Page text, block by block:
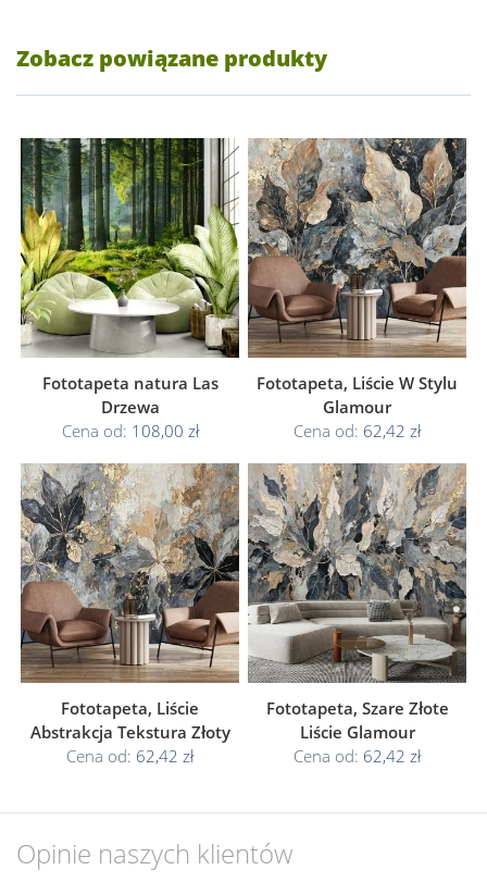
Zobacz powiązane produkty
Fototapeta natura Las
Drzewa
Cena od: 108,00 zł
Fototapeta, Liście W Stylu
Glamour
Cena od: 62,42 zł
Fototapeta, Liście
Abstrakcja Tekstura Złoty
Cena od: 62,42 zł
Fototapeta, Szare Złote
Liście Glamour
Cena od: 62,42 zł
Opinie naszych klientów